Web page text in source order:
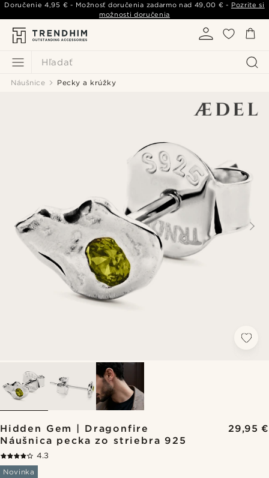
Hľadať
Doručenie4,95 € - Možnosť doručenia zadarmo nad 49,00 € - Pozrite si
možnosti doručenia
Náušnice Pecky a krúžky
Hidden Gem | Dragonfire
Náušnica pecka zo striebra 925
29,95 €
4.3
Novinka